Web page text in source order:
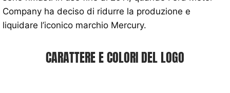
Company ha deciso di ridurre la produzione e
liquidare l’iconico marchio Mercury.
CARATTERE E COLORI DEL LOGO